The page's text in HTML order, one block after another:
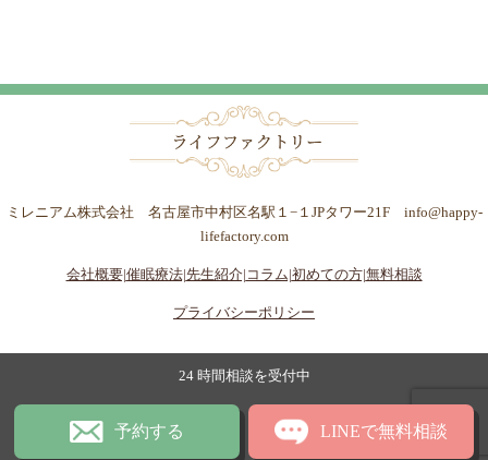
ミレニアム株式会社 名古屋市中村区名駅１−１JPタワー21F info@happy-
lifefactory.com
会社概要|催眠療法|先生紹介| コラム|初めての方|無料相談
プライバシーポリシー
24 時間相談を受付中
予約する LINEで無料相談